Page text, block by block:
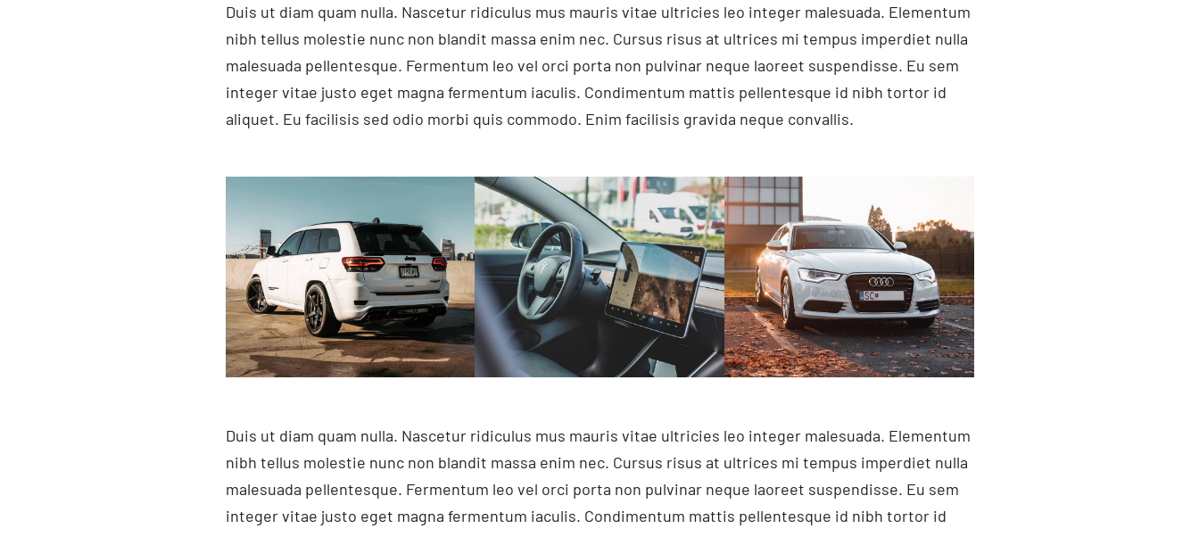
Duis ut diam quam nulla. Nascetur ridiculus mus mauris vitae ultricies leo integer malesuada. Elementum
nibh tellus molestie nunc non blandit massa enim nec. Cursus risus at ultrices mi tempus imperdiet nulla
malesuada pellentesque. Fermentum leo vel orci porta non pulvinar neque laoreet suspendisse. Eu sem
integer vitae justo eget magna fermentum iaculis. Condimentum mattis pellentesque id nibh tortor id
aliquet. Eu facilisis sed odio morbi quis commodo. Enim facilisis gravida neque convallis.
Duis ut diam quam nulla. Nascetur ridiculus mus mauris vitae ultricies leo integer malesuada. Elementum
nibh tellus molestie nunc non blandit massa enim nec. Cursus risus at ultrices mi tempus imperdiet nulla
malesuada pellentesque. Fermentum leo vel orci porta non pulvinar neque laoreet suspendisse. Eu sem
integer vitae justo eget magna fermentum iaculis. Condimentum mattis pellentesque id nibh tortor id